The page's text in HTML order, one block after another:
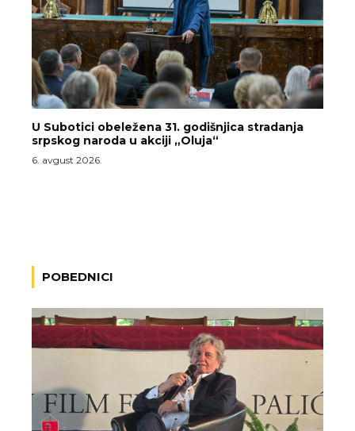
U Subotici obeležena 31. godišnjica stradanja
srpskog naroda u akciji „Oluja“
6. avgust 2026.
POBEDNICI